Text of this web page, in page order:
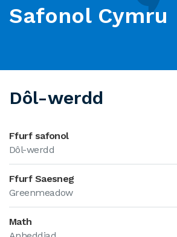
Safonol Cymru
Dôl-werdd
Ffurf safonol
Dôl-werdd
Ffurf Saesneg
Greenmeadow
Math